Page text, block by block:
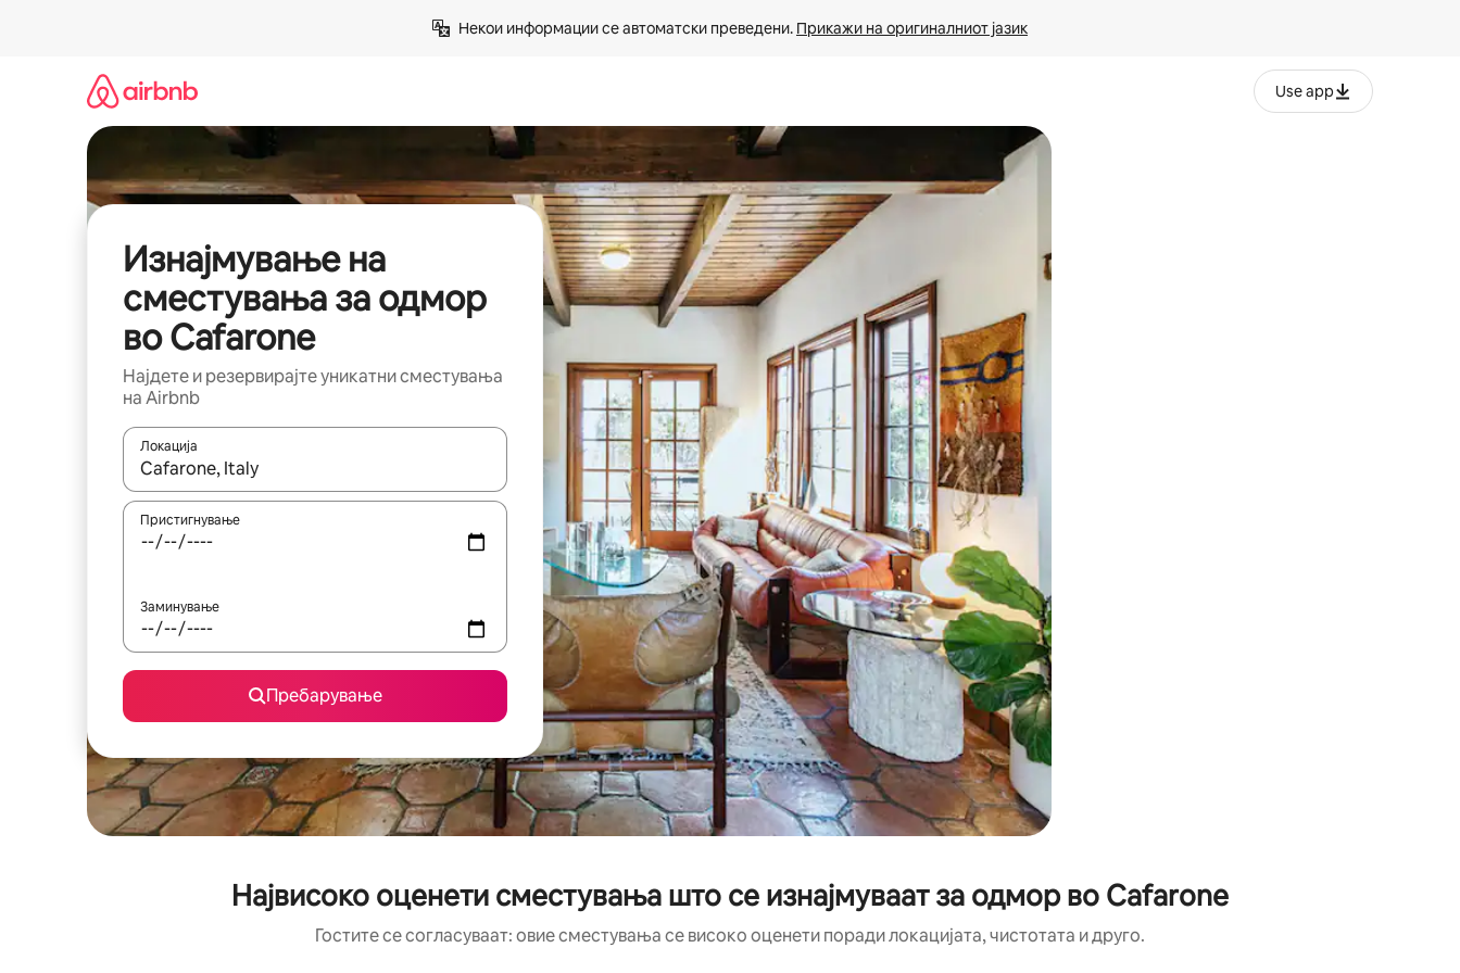
Некои информации се автоматски преведени. Прикажи на оригиналниот јазик
Use app
Изнајмување на
сместувања за одмор
во Cafarone
Најдете и резервирајте уникатни сместувања
на Airbnb
Локација
Кога резултатите се достапни, движете се со копчињата со стрелки нагоре и надолу или истражувајте со допирање или со лизгање.
Пристигнување
Заминување
Пребарување
Највисоко оценети сместувања што се изнајмуваат за одмор во Cafarone
Гостите се согласуваат: овие сместувања се високо оценети поради локацијата, чистотата и друго.